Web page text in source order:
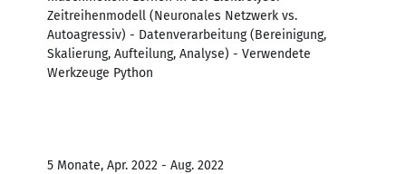
Zeitreihenmodell (Neuronales Netzwerk vs.
Autoagressiv) - Datenverarbeitung (Bereinigung,
Skalierung, Aufteilung, Analyse) - Verwendete
Werkzeuge Python
5 Monate, Apr. 2022 - Aug. 2022